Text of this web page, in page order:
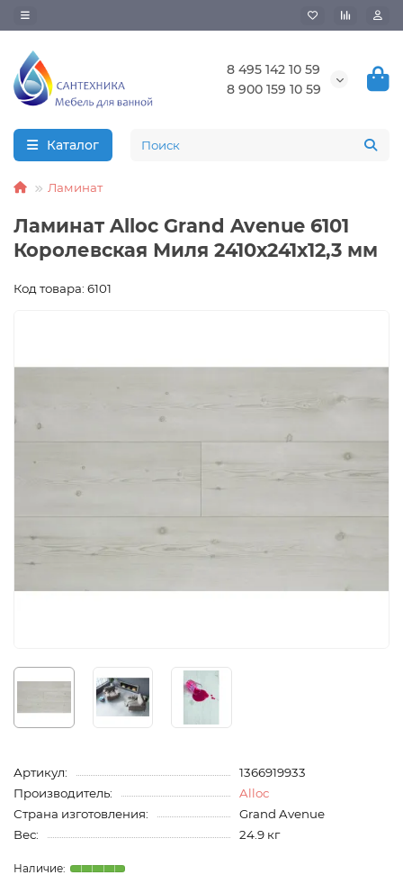
8 495 142 10 59
8 900 159 10 59
Каталог
Ламинат
Ламинат Alloc Grand Avenue 6101
Королевская Миля 2410х241х12,3 мм
Код товара: 6101
Артикул:
1366919933
Производитель:
Alloc
Страна изготовления:
Grand Avenue
Вес:
24.9 кг